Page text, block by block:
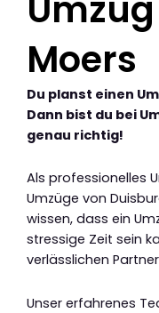
Moers
Du planst einen
Dann bist du bei
genau richtig!
Als professionelles
Umzüge von
wissen, dass ein
stressige Zeit sein
verlässlichen
Unser erfahrenes